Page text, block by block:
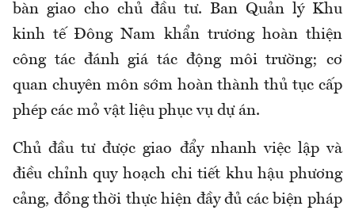
bàn giao cho chủ đầu tư. Ban Quản lý Khu
kinh tế Đông Nam khẩn trương hoàn thiện
công tác đánh giá tác động môi trường; cơ
quan chuyên môn sớm hoàn thành thủ tục cấp
phép các mỏ vật liệu phục vụ dự án.
Chủ đầu tư được giao đẩy nhanh việc lập và
điều chỉnh quy hoạch chi tiết khu hậu phương
cảng, đồng thời thực hiện đầy đủ các biện pháp